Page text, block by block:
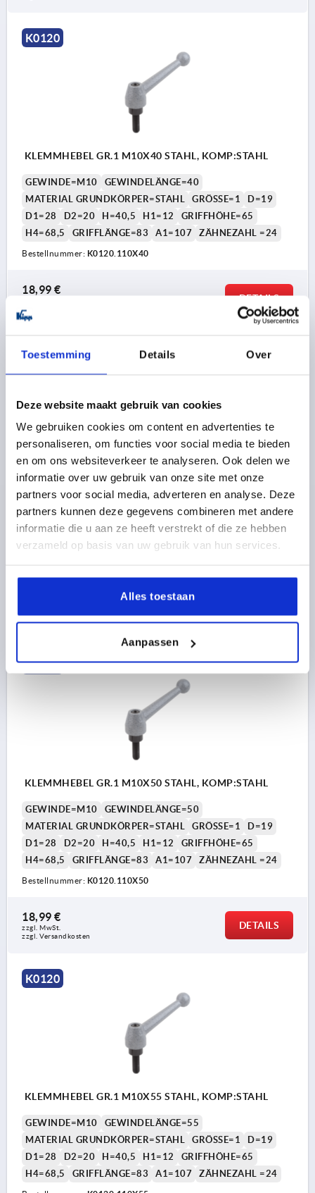
Toestemming Details Over
Deze website maakt gebruik van cookies
We gebruiken cookies om content en advertenties te
personaliseren, om functies voor social media te bieden
en om ons websiteverkeer te analyseren. Ook delen we
informatie over uw gebruik van onze site met onze
partners voor social media, adverteren en analyse. Deze
partners kunnen deze gegevens combineren met andere
informatie die u aan ze heeft verstrekt of die ze hebben
verzameld op basis van uw gebruik van hun services.
Alles toestaan
Aanpassen
K0120
KLEMMHEBEL GR.1 M10X40 STAHL, KOMP:STAHL
GEWINDE=M10
GEWINDELÄNGE=40
MATERIAL GRUNDKÖRPER=STAHL
GRÖSSE=1
D=19
D1=28
D2=20 H=40,5 H1=12
GRIFFHÖHE=65
H4=68,5
GRIFFLÄNGE=83 A1=107 ZÄHNEZAHL =24
Bestellnummer: K0120.110X40
18,99 €
zzgl. Versandkosten
DETAILS
K0120
KLEMMHEBEL GR.1 M10X45 STAHL, KOMP:STAHL
GEWINDE=M10
GEWINDELÄNGE=45
MATERIAL GRUNDKÖRPER=STAHL
GRÖSSE=1
D=19
D1=28
D2=20 H=40,5 H1=12
GRIFFHÖHE=65
H4=68,5
GRIFFLÄNGE=83 A1=107 ZÄHNEZAHL =24
zzgl. MwSt.
zzgl. Versandkosten
K0120
KLEMMHEBEL GR.1 M10X50 STAHL, KOMP:STAHL
GEWINDE=M10
GEWINDELÄNGE=50
MATERIAL GRUNDKÖRPER=STAHL
GRÖSSE=1
D=19
D1=28
D2=20 H=40,5 H1=12
GRIFFHÖHE=65
H4=68,5
GRIFFLÄNGE=83 A1=107 ZÄHNEZAHL =24
Bestellnummer: K0120.110X50
18,99 €
zzgl. MwSt.
zzgl. Versandkosten
DETAILS
K0120
KLEMMHEBEL GR.1 M10X55 STAHL, KOMP:STAHL
GEWINDE=M10
GEWINDELÄNGE=55
MATERIAL GRUNDKÖRPER=STAHL
GRÖSSE=1
D=19
D1=28
D2=20 H=40,5 H1=12
GRIFFHÖHE=65
H4=68,5
GRIFFLÄNGE=83 A1=107 ZÄHNEZAHL =24